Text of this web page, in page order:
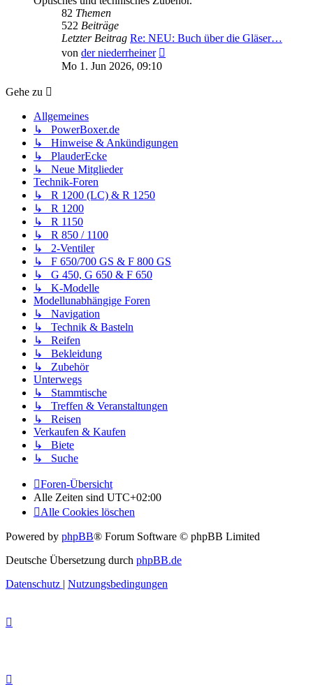
82 Themen
522 Beiträge
Letzter Beitrag Re: NEU: Buch über die Gläser…
von der niederrheiner
Mo 1. Jun 2026, 09:10
Gehe zu
Allgemeines
↳ PowerBoxer.de
↳ Hinweise & Ankündigungen
↳ PlauderEcke
↳ Neue Mitglieder
Technik-Foren
↳ R 1200 (LC) & R 1250
↳ R 1200
↳ R 1150
↳ R 850 / 1100
↳ 2-Ventiler
↳ F 650/700 GS & F 800 GS
↳ G 450, G 650 & F 650
↳ K-Modelle
Modellunabhängige Foren
↳ Navigation
↳ Technik & Basteln
↳ Reifen
↳ Bekleidung
↳ Zubehör
Unterwegs
↳ Stammtische
↳ Treffen & Veranstaltungen
↳ Reisen
Verkaufen & Kaufen
↳ Biete
↳ Suche
Foren-Übersicht
Alle Zeiten sind UTC+02:00
Alle Cookies löschen
Powered by phpBB® Forum Software © phpBB Limited
Deutsche Übersetzung durch phpBB.de
Datenschutz | Nutzungsbedingungen